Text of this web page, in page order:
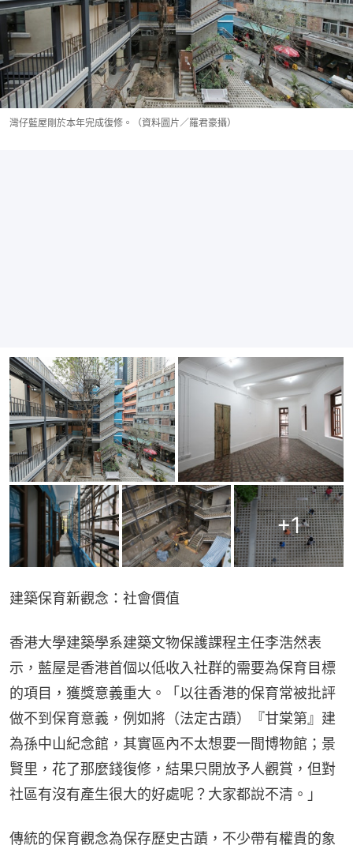
灣仔藍屋剛於本年完成復修。（資料圖片／羅君豪攝）
+1
建築保育新觀念：社會價值
香港大學建築學系建築文物保護課程主任李浩然表
示，藍屋是香港首個以低收入社群的需要為保育目標
的項目，獲獎意義重大。「以往香港的保育常被批評
做不到保育意義，例如將（法定古蹟）『甘棠第』建
為孫中山紀念館，其實區內不太想要一間博物館；景
賢里，花了那麼錢復修，結果只開放予人觀賞，但對
社區有沒有產生很大的好處呢？大家都說不清。」
傳統的保育觀念為保存歷史古蹟，不少帶有權貴的象